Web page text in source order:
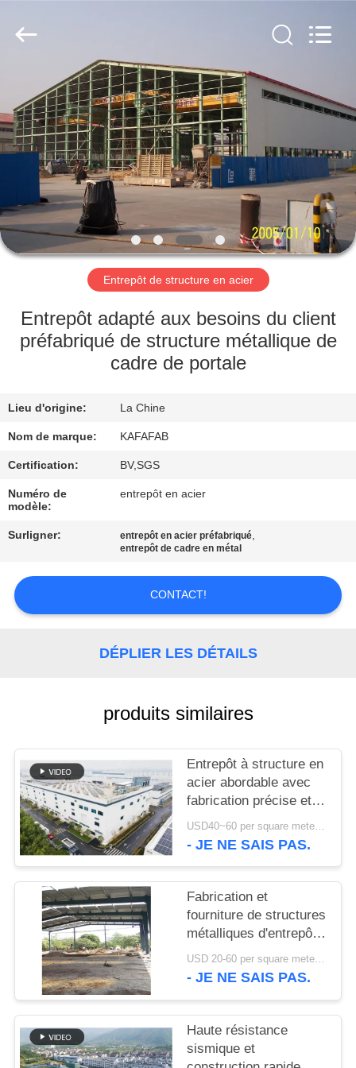
ACCUEIL
PRODUITS
VIDÉOS
SPECTACLE
DE
RÉALITÉ
VIRTUELLE
DE
NOUS
VISITE
DE
L'USINE
CONTRÔLE
QUALITÉ
NOUVELLES
CAS
PLAN
DU
SITE
POLITIQUE
CONFIDENTIALITÉ
Fabrication
Entrepôt de structure en acier
Entrepôt adapté aux besoins du client
préfabriqué de structure métallique de
cadre de portale
Lieu d'origine: La Chine
Nom de marque: KAFAFAB
Certification: BV,SGS
Numéro de
modèle:
entrepôt en acier
Surligner: entrepôt en acier préfabriqué,
entrepôt de cadre en métal
CONTACT!
DÉPLIER LES DÉTAILS
produits similaires
Entrepôt à structure en
acier abordable avec
fabrication précise et
solution de livraison
unique
USD40~60 per square meter MOQ:1000 sqm
- JE NE SAIS PAS.
Fabrication et
fourniture de structures
métalliques d'entrepôt
avec conception de
portiques
USD 20-60 per square meter MOQ:1000 M²
- JE NE SAIS PAS.
Haute résistance
sismique et